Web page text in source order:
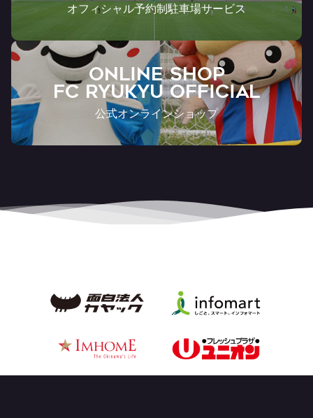
オフィシャル予約制駐車場サービス
ONLINE SHOP
FC RYUKYU OFFICIAL
公式オンラインショップ